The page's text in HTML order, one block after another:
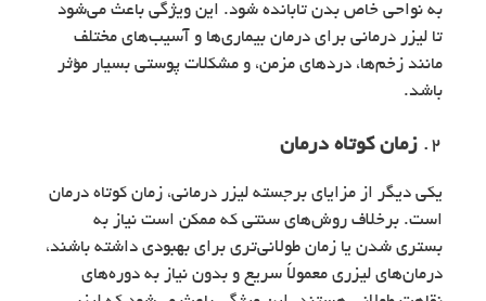
به نواحی خاص بدن تابانده شود. این ویژگی باعث می‌شود
تا لیزر درمانی برای درمان بیماری‌ها و آسیب‌های مختلف
مانند زخم‌ها، دردهای مزمن، و مشکلات پوستی بسیار مؤثر
باشد.
2. زمان کوتاه درمان
یکی دیگر از مزایای برجسته لیزر درمانی، زمان کوتاه درمان
است. برخلاف روش‌های سنتی که ممکن است نیاز به
بستری شدن یا زمان طولانی‌تری برای بهبودی داشته باشند،
درمان‌های لیزری معمولاً سریع و بدون نیاز به دوره‌های